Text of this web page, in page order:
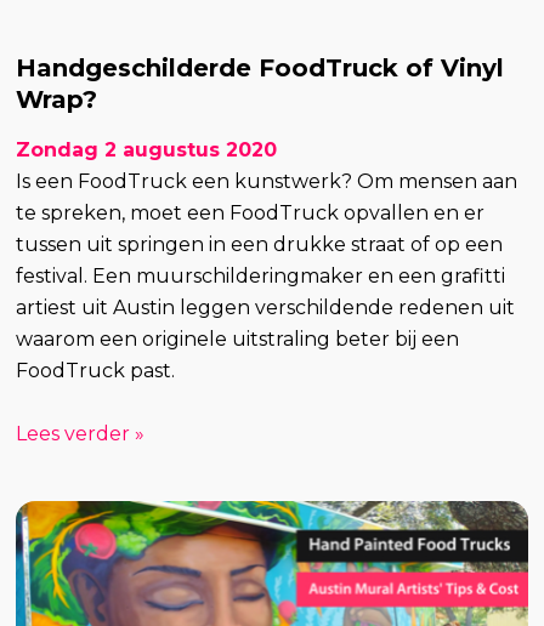
Handgeschilderde FoodTruck of Vinyl
Wrap?
Zondag 2 augustus 2020
Is een FoodTruck een kunstwerk? Om mensen aan
te spreken, moet een FoodTruck opvallen en er
tussen uit springen in een drukke straat of op een
festival. Een muurschilderingmaker en een grafitti
artiest uit Austin leggen verschildende redenen uit
waarom een originele uitstraling beter bij een
FoodTruck past.
Lees verder »